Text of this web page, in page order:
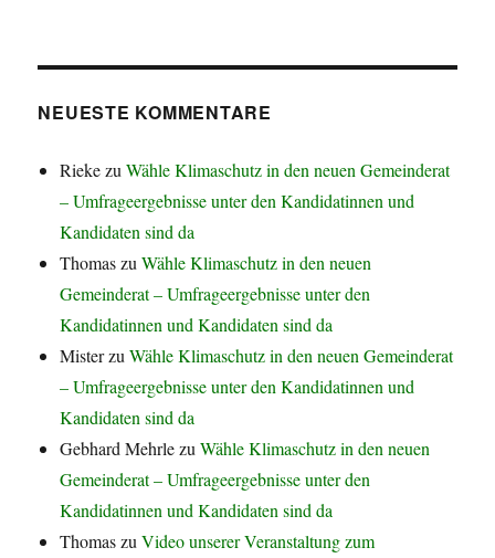
NEUESTE KOMMENTARE
RiekezuWähle Klimaschutz in den neuen Gemeinderat
– Umfrageergebnisse unter den Kandidatinnen und
Kandidaten sind da
ThomaszuWähle Klimaschutz in den neuen
Gemeinderat – Umfrageergebnisse unter den
Kandidatinnen und Kandidaten sind da
MisterzuWähle Klimaschutz in den neuen Gemeinderat
– Umfrageergebnisse unter den Kandidatinnen und
Kandidaten sind da
Gebhard MehrlezuWähle Klimaschutz in den neuen
Gemeinderat – Umfrageergebnisse unter den
Kandidatinnen und Kandidaten sind da
ThomaszuVideo unserer Veranstaltung zum